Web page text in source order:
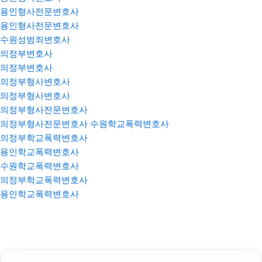
용인형사전문변호사
용인형사전문변호사
수원성범죄변호사
의정부변호사
의정부변호사
의정부형사변호사
의정부형사변호사
의정부형사전문변호사
의정부형사전문변호사 수원학교폭력변호사
의정부학교폭력변호사
용인학교폭력변호사
수원학교폭력변호사
의정부학교폭력변호사
용인학교폭력변호사